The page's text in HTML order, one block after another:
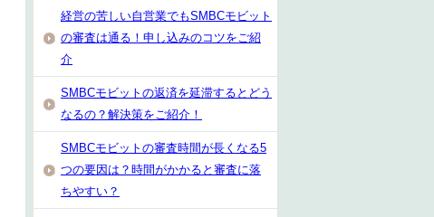
経営の苦しい自営業でもSMBCモビット
の審査は通る！申し込みのコツをご紹
介
SMBCモビットの返済を延滞するとどう
なるの？解決策をご紹介！
SMBCモビットの審査時間が長くなる5
つの要因は？時間がかかると審査に落
ちやすい？